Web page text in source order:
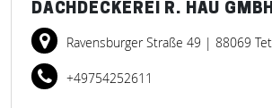
DACHDECKEREI R. HAU
Ravensburger Straße 49 | 88069
+49754252611